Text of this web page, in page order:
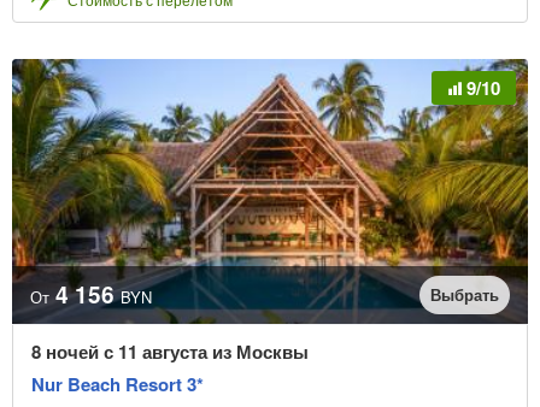
9/10
От 4 156 BYN Выбрать
8 ночей с 11 августа из Москвы
Nur Beach Resort 3*